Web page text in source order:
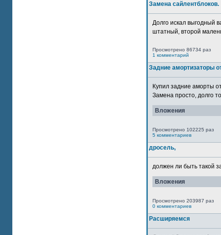
Замена сайлентблоков.
Долго искал выгодный
штатный, второй
Просмотрено 86734 раз
1 комментарий
Задние амортизаторы
Купил задние аморты
Замена просто, долго
Вложения
Просмотрено 102225 раз
5 комментариев
дросель,
должен ли быть такой
Вложения
Просмотрено 203987 раз
0 комментариев
Расширяемся